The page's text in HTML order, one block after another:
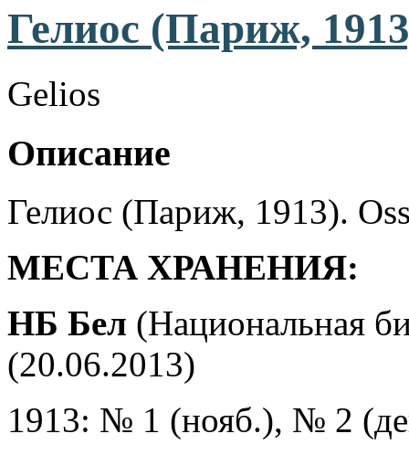
Гелиос (Париж,
Gelios
Описание
Гелиос (Париж, 1913).
МЕСТА ХРАНЕНИЯ:
НБ Бел (Национальная
(20.06.2013)
1913: № 1 (нояб.), № 2